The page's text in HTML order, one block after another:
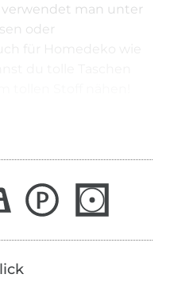
man unter
oder